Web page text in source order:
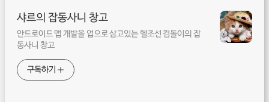
샤르의 잡동사니 창고
안드로이드 앱 개발을 업으로 삼고있는 헬조선 컴돌이의 잡
동사니 창고
구독하기